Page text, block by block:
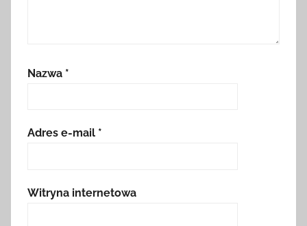
Nazwa *
Adres e-mail *
Witryna internetowa